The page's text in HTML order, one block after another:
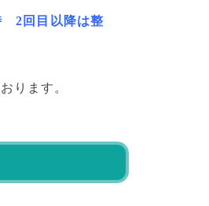
2回目以降は整
ります。